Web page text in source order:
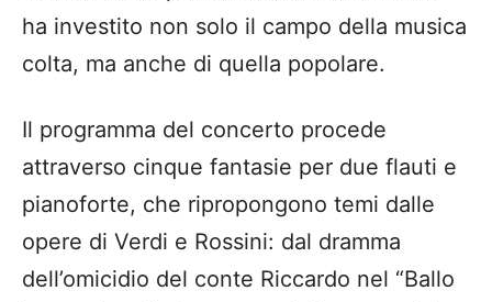
ha investito non solo il campo della musica
colta, ma anche di quella popolare.
Il programma del concerto procede
attraverso cinque fantasie per due flauti e
pianoforte, che ripropongono temi dalle
opere di Verdi e Rossini: dal dramma
dell’omicidio del conte Riccardo nel “Ballo